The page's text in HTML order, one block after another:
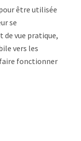
être utilisée
se
de vue pratique,
vers les
fonctionner